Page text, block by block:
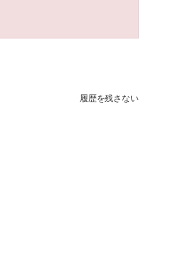
履歴を残さない